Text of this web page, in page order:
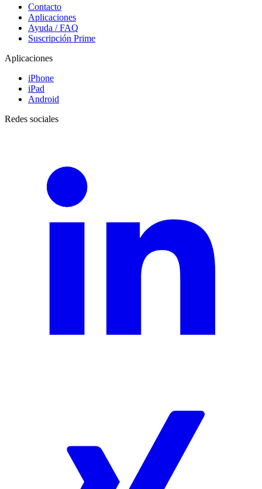
Contacto
Aplicaciones
Ayuda / FAQ
Suscripción Prime
Aplicaciones
iPhone
iPad
Android
Redes sociales